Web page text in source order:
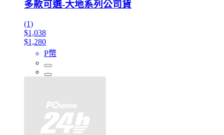
多款可選-大地系列公司貨
(1)
$1,038
$1,280
P幣